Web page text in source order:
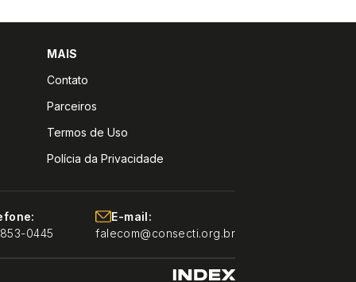
MAIS
Contato
Parceiros
Termos de Uso
Polícia da Privacidade
0445
E-mail:
falecom@consecti.org.br